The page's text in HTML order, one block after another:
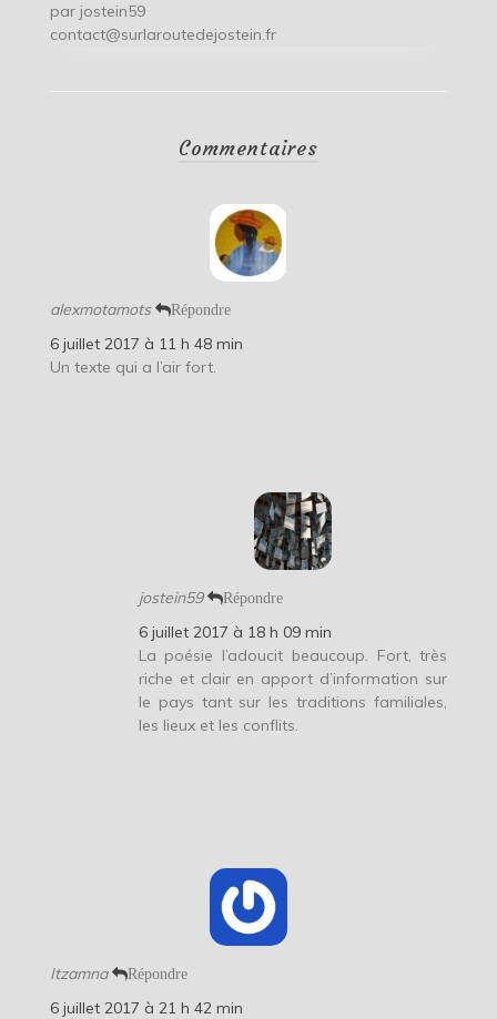
par jostein59
contact@surlaroutedejostein.fr
Commentaires
alexmotamots Répondre
6 juillet 2017 à 11 h 48 min
Un texte qui a l’air fort.
jostein59 Répondre
6 juillet 2017 à 18 h 09 min
La poésie l’adoucit beaucoup. Fort, très
riche et clair en apport d’information sur
le pays tant sur les traditions familiales,
les lieux et les conflits.
Itzamna Répondre
6 juillet 2017 à 21 h 42 min